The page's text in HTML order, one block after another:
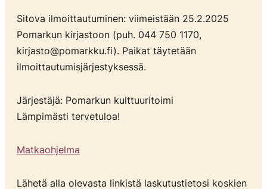
Sitova ilmoittautuminen: viimeistään 25.2.2025
Pomarkun kirjastoon (puh. 044 750 1170,
kirjasto@pomarkku.fi). Paikat täytetään
ilmoittautumisjärjestyksessä.
Järjestäjä: Pomarkun kulttuuritoimi
Lämpimästi tervetuloa!
Matkaohjelma
Lähetä alla olevasta linkistä laskutustietosi koskien